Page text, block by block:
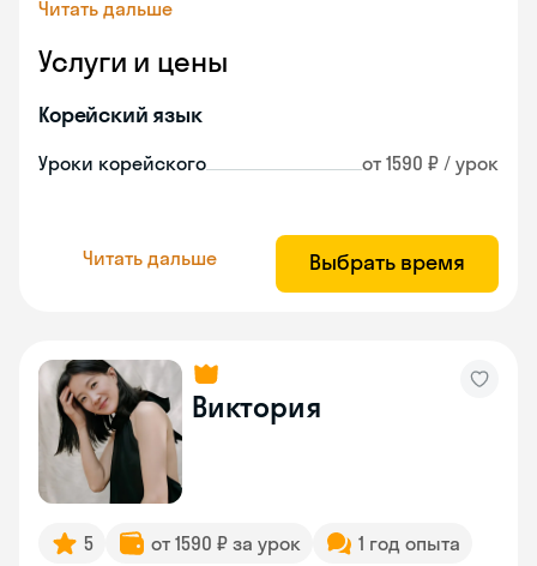
Читать дальше
Услуги и цены
Корейский язык
Уроки корейского от 1590 ₽ / урок
Читать дальше Выбрать время
Виктория
5 от 1590 ₽ за урок 1 год опыта